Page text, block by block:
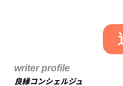
writer profile
良縁コンシェルジュ